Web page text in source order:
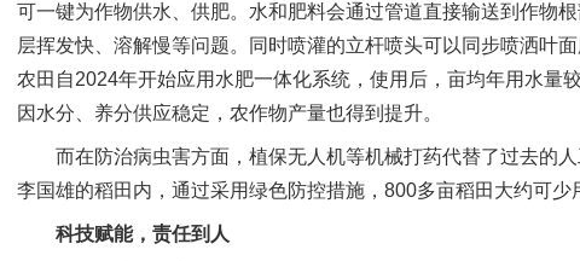
可一键为作物供水、供肥。水和肥料会通过管道直接输送到作物
层挥发快、溶解慢等问题。同时喷灌的立杆喷头可以同步喷洒叶
农田自2024年开始应用水肥一体化系统，使用后，亩均年用水量
因水分、养分供应稳定，农作物产量也得到提升。
而在防治病虫害方面，植保无人机等机械打药代替了过去的人
李国雄的稻田内，通过采用绿色防控措施，800多亩稻田大约可少
科技赋能，责任到人